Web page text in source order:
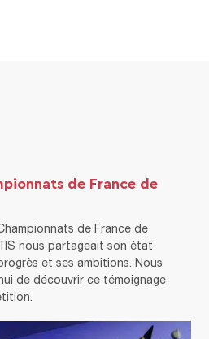
de France de
de France de
nous partageait son état
et ses ambitions. Nous
de découvrir ce témoignage